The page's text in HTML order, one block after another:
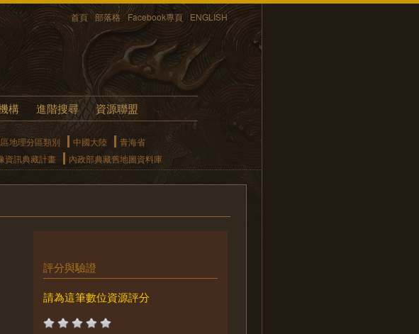
首頁 部落格 Facebook專頁 ENGLISH
構 進階搜尋 資源聯盟
地理分區類別 中國大陸
青海省
資訊典藏計畫 內政部典藏舊地圖資料庫
評分與驗證
請為這筆數位資源評分